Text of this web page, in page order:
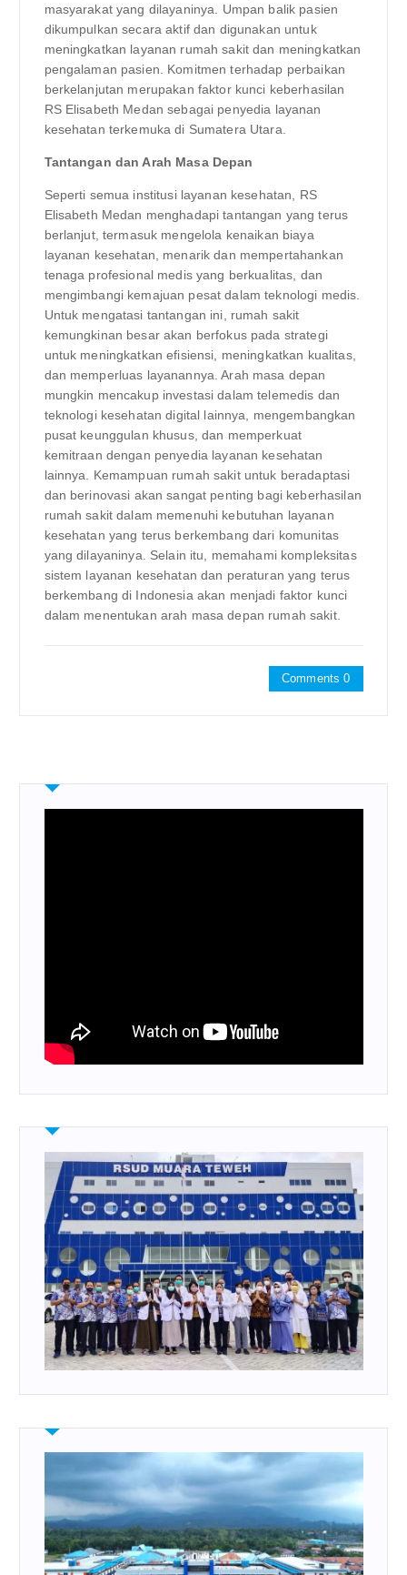
masyarakat yang dilayaninya. Umpan balik pasien
dikumpulkan secara aktif dan digunakan untuk
meningkatkan layanan rumah sakit dan meningkatkan
pengalaman pasien. Komitmen terhadap perbaikan
berkelanjutan merupakan faktor kunci keberhasilan
RS Elisabeth Medan sebagai penyedia layanan
kesehatan terkemuka di Sumatera Utara.
Tantangan dan Arah Masa Depan
Seperti semua institusi layanan kesehatan, RS
Elisabeth Medan menghadapi tantangan yang terus
berlanjut, termasuk mengelola kenaikan biaya
layanan kesehatan, menarik dan mempertahankan
tenaga profesional medis yang berkualitas, dan
mengimbangi kemajuan pesat dalam teknologi medis.
Untuk mengatasi tantangan ini, rumah sakit
kemungkinan besar akan berfokus pada strategi
untuk meningkatkan efisiensi, meningkatkan kualitas,
dan memperluas layanannya. Arah masa depan
mungkin mencakup investasi dalam telemedis dan
teknologi kesehatan digital lainnya, mengembangkan
pusat keunggulan khusus, dan memperkuat
kemitraan dengan penyedia layanan kesehatan
lainnya. Kemampuan rumah sakit untuk beradaptasi
dan berinovasi akan sangat penting bagi keberhasilan
rumah sakit dalam memenuhi kebutuhan layanan
kesehatan yang terus berkembang dari komunitas
yang dilayaninya. Selain itu, memahami kompleksitas
sistem layanan kesehatan dan peraturan yang terus
berkembang di Indonesia akan menjadi faktor kunci
dalam menentukan arah masa depan rumah sakit.
Comments 0